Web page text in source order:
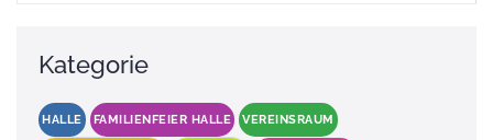
Kategorie
HALLE FAMILIENFEIER HALLE VEREINSRAUM